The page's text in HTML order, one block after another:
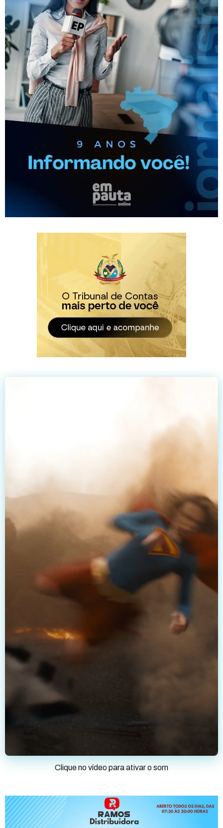
Clique no vídeo para ativar o som